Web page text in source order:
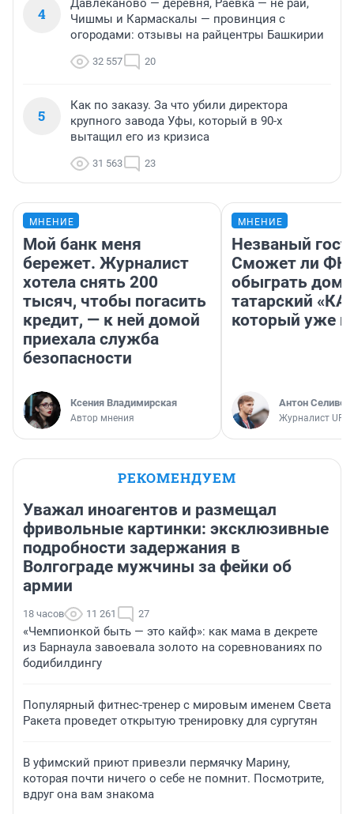
4
Давлеканово — деревня, Раевка — не рай,
Чишмы и Кармаскалы — провинция с
огородами: отзывы на райцентры Башкирии
32 557 20
5
Как по заказу. За что убили директора
крупного завода Уфы, который в 90-х
вытащил его из кризиса
31 563 23
МНЕНИЕ
Мой банк меня
бережет. Журналист
хотела снять 200
тысяч, чтобы погасить
кредит, — к ней домой
приехала служба
безопасности
Ксения Владимирская
Автор мнения
МНЕНИЕ
Незваный
Сможет ли ФК
обыграть дома
татарский
который уже
Антон
Журналист
РЕКОМЕНДУЕМ
Уважал иноагентов и размещал
фривольные картинки: эксклюзивные
подробности задержания в
Волгограде мужчины за фейки об
армии
18 часов 11 261 27
«Чемпионкой быть — это кайф»: как мама в декрете
из Барнаула завоевала золото на соревнованиях по
бодибилдингу
Популярный фитнес-тренер с мировым именем Света
Ракета проведет открытую тренировку для сургутян
В уфимский приют привезли пермячку Марину,
которая почти ничего о себе не помнит. Посмотрите,
вдруг она вам знакома